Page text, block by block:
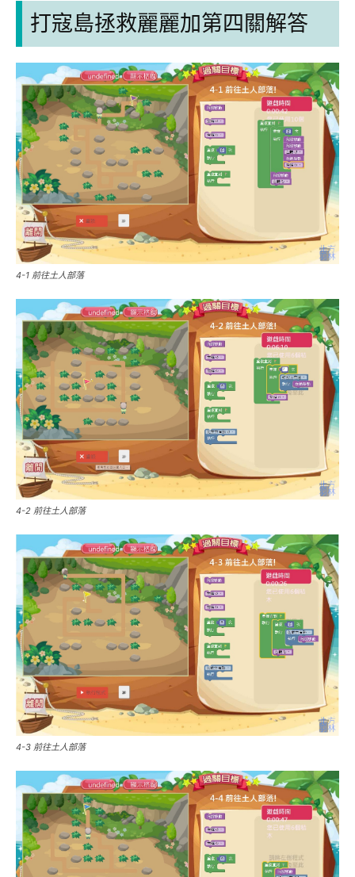
打寇島拯救麗麗加第四關解答
4-1 前往土人部落
4-2 前往土人部落
4-3 前往土人部落